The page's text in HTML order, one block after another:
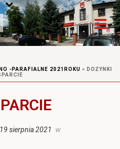
-PARAFIALNE 2021ROKU » DOŻYNKI
19 sierpnia 2021 w